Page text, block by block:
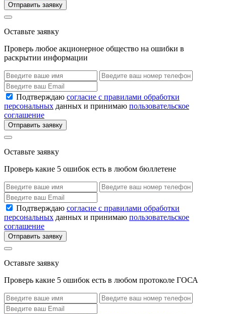
Отправить заявку
Оставьте заявку
Проверь любое акционерное общество на ошибки в
раскрытии информации
Подтверждаю согласие с правилами обработки
персональных данных и принимаю пользовательское
соглашение
Отправить заявку
Оставьте заявку
Проверь какие 5 ошибок есть в любом бюллетене
Подтверждаю согласие с правилами обработки
персональных данных и принимаю пользовательское
соглашение
Отправить заявку
Оставьте заявку
Проверь какие 5 ошибок есть в любом протоколе ГОСА